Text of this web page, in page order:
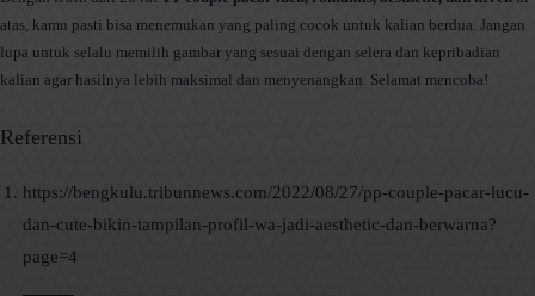
atas, kamu pasti bisa menemukan yang paling cocok untuk kalian berdua. Jangan
lupa untuk selalu memilih gambar yang sesuai dengan selera dan kepribadian
kalian agar hasilnya lebih maksimal dan menyenangkan. Selamat mencoba!
Referensi
https://bengkulu.tribunnews.com/2022/08/27/pp-couple-pacar-lucu-
dan-cute-bikin-tampilan-profil-wa-jadi-aesthetic-dan-berwarna?
page=4